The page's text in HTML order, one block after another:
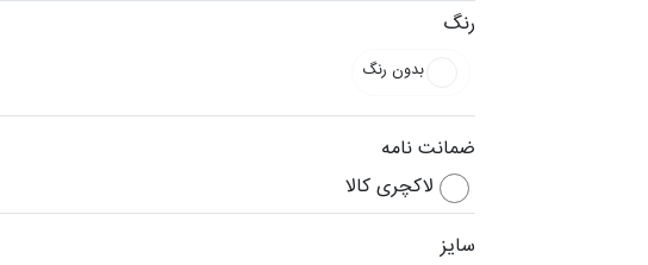
رنگ
بدون رنگ
ضمانت نامه
لاکچری کالا
سایز